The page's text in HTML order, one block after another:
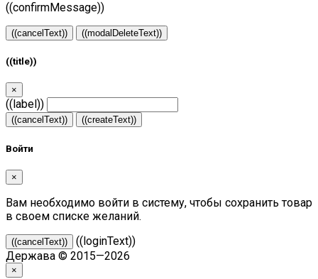
((confirmMessage))
((cancelText)) ((modalDeleteText))
((title))
×
((label))
((cancelText)) ((createText))
Войти
×
Вам необходимо войти в систему, чтобы сохранить товар
в своем списке желаний.
((cancelText))
((loginText))
Держава © 2015—2026
×